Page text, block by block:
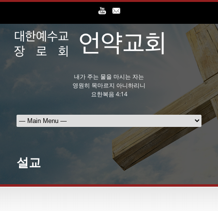
내가 주는 물을 마시는 자는
영원히 목마르지 아니하리니
요한복음 4:14
설교